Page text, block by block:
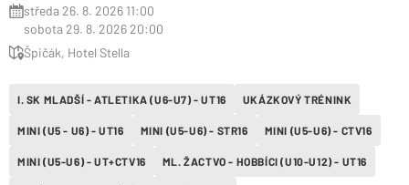
středa 26. 8. 2026 11:00
sobota 29. 8. 2026 20:00
Špičák, Hotel Stella
I. SK MLADŠÍ - ATLETIKA (U6-U7) - UT16 UKÁZKOVÝ TRÉNINK
MINI (U5 - U6) - UT16 MINI (U5-U6) - STR16 MINI (U5-U6) - CTV16
MINI (U5-U6) - UT+CTV16 ML. ŽACTVO - HOBBÍCI (U10-U12) - UT16